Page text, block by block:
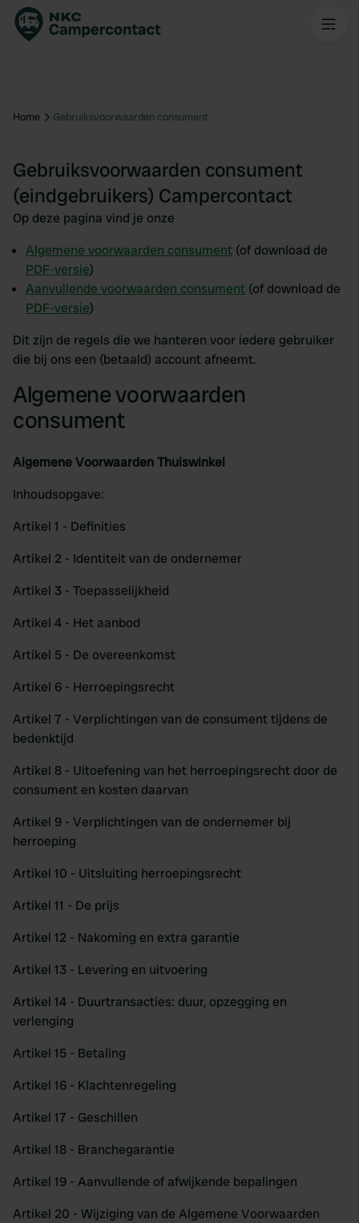
Home Gebruiksvoorwaarden consument
Gebruiksvoorwaarden consument
(eindgebruikers) Campercontact
Op deze pagina vind je onze
Algemene voorwaarden consument (of download de
PDF-versie)
Aanvullende voorwaarden consument (of download de
PDF-versie)
Dit zijn de regels die we hanteren voor iedere gebruiker
die bij ons een (betaald) account afneemt.
Algemene voorwaarden
consument
Algemene Voorwaarden Thuiswinkel
Inhoudsopgave:
Artikel 1 - Definities
Artikel 2 - Identiteit van de ondernemer
Artikel 3 - Toepasselijkheid
Artikel 4 - Het aanbod
Artikel 5 - De overeenkomst
Artikel 6 - Herroepingsrecht
Artikel 7 - Verplichtingen van de consument tijdens de
bedenktijd
Artikel 8 - Uitoefening van het herroepingsrecht door de
consument en kosten daarvan
Artikel 9 - Verplichtingen van de ondernemer bij
herroeping
Artikel 10 - Uitsluiting herroepingsrecht
Artikel 11 - De prijs
Artikel 12 - Nakoming en extra garantie
Artikel 13 - Levering en uitvoering
Artikel 14 - Duurtransacties: duur, opzegging en
verlenging
Artikel 15 - Betaling
Artikel 16 - Klachtenregeling
Artikel 17 - Geschillen
Artikel 18 - Branchegarantie
Artikel 19 - Aanvullende of afwijkende bepalingen
Artikel 20 - Wijziging van de Algemene Voorwaarden